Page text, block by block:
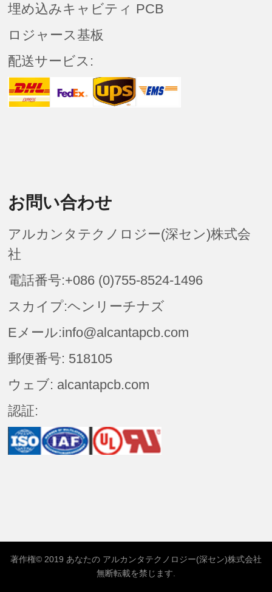
埋め込みキャビティ PCB
ロジャース基板
配送サービス:
お問い合わせ
アルカンタテクノロジー(深セン)株式会
社
電話番号:+086 (0)755-8524-1496
スカイプ:ヘンリーチナズ
Eメール:info@alcantapcb.com
郵便番号: 518105
ウェブ: alcantapcb.com
認証:
著作権© 2019 あなたの アルカンタテクノロジー(深セン)株式会社
無断転載を禁じます.